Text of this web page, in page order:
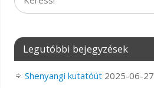
Legutóbbi bejegyzések
Shenyangi kutatóút 2025-06-27